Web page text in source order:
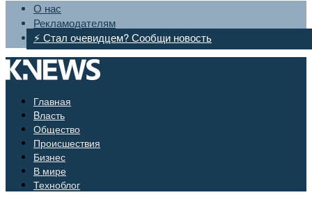
О нас
Рекламодателям
⚡ Стал очевидцем? Сообщи новость
Главная
Bласть
Общество
Происшествия
Бизнес
В мире
Техноблог